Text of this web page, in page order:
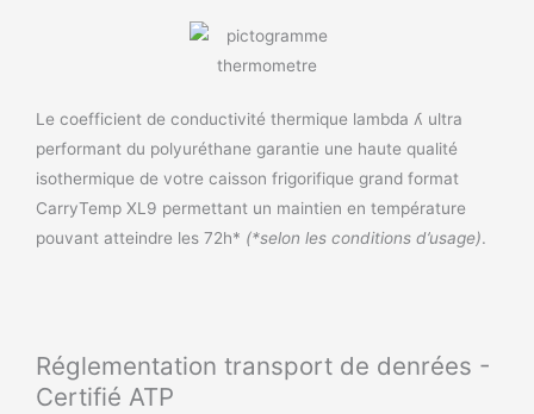
Le coefficient de conductivité thermique lambda ʎ ultra
performant du polyuréthane garantie une haute qualité
isothermique de votre caisson frigorifique grand format
CarryTemp XL9 permettant un maintien en température
pouvant atteindre les 72h* (*selon les conditions d’usage).
Réglementation transport de denrées -
Certifié ATP